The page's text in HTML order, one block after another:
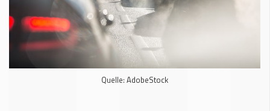
Quelle: AdobeStock